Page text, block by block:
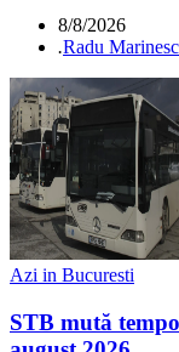
8/8/2026
.Radu
Azi in Bucuresti
STB mută